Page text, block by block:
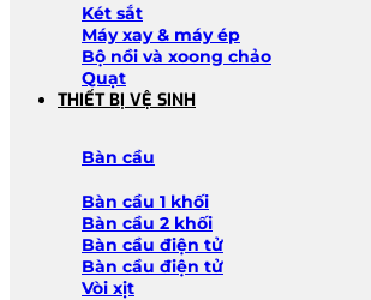
Két sắt
Máy xay & máy ép
Bộ nồi và xoong chảo
Quạt
THIẾT BỊ VỆ SINH
Bàn cầu
Bàn cầu 1 khối
Bàn cầu 2 khối
Bàn cầu điện tử
Bàn cầu điện tử
Vòi xịt